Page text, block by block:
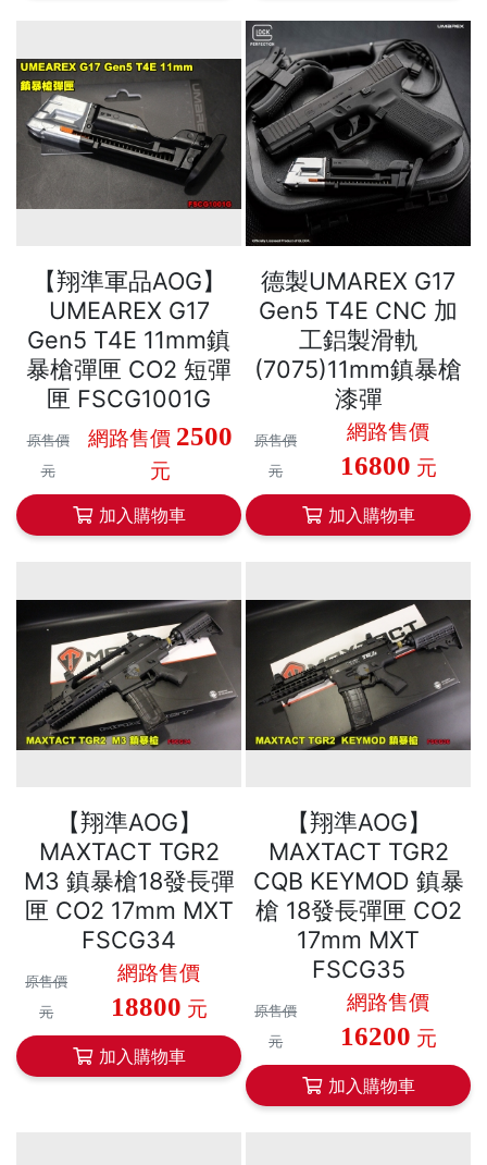
【翔準軍品AOG】
UMEAREX G17
Gen5 T4E 11mm鎮
暴槍彈匣 CO2 短彈
匣 FSCG1001G
原售價
元
網路售價 2500
元
加入購物車
德製UMAREX G17
Gen5 T4E CNC 加
工鋁製滑軌
(7075)11mm鎮暴槍
漆彈
原售價
元
網路售價
16800 元
加入購物車
【翔準AOG】
MAXTACT TGR2
M3 鎮暴槍18發長彈
匣 CO2 17mm MXT
FSCG34
原售價
元
網路售價
18800 元
加入購物車
【翔準AOG】
MAXTACT TGR2
CQB KEYMOD 鎮暴
槍 18發長彈匣 CO2
17mm MXT
FSCG35
原售價
元
網路售價
16200 元
加入購物車